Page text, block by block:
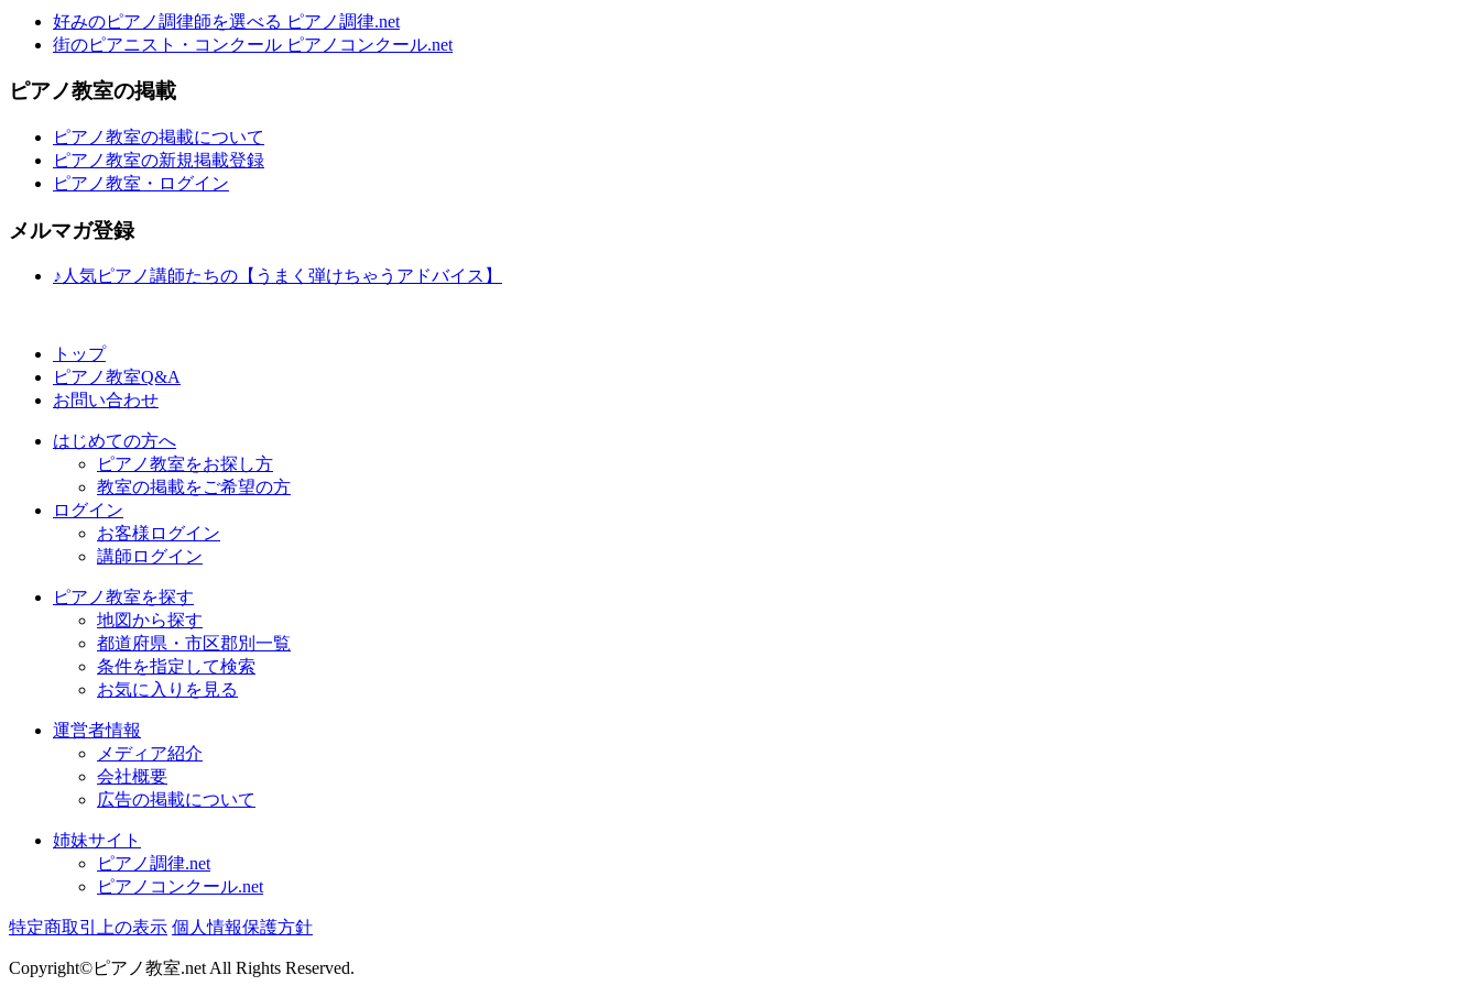
好みのピアノ調律師を選べる ピアノ調律.net
街のピアニスト・コンクール ピアノコンクール.net
ピアノ教室の掲載
ピアノ教室の掲載について
ピアノ教室の新規掲載登録
ピアノ教室・ログイン
メルマガ登録
♪人気ピアノ講師たちの【うまく弾けちゃうアドバイス】
トップ
ピアノ教室Q&A
お問い合わせ
はじめての方へ
ピアノ教室をお探し方
教室の掲載をご希望の方
ログイン
お客様ログイン
講師ログイン
ピアノ教室を探す
地図から探す
都道府県・市区郡別一覧
条件を指定して検索
お気に入りを見る
運営者情報
メディア紹介
会社概要
広告の掲載について
姉妹サイト
ピアノ調律.net
ピアノコンクール.net
特定商取引上の表示 個人情報保護方針
Copyright©ピアノ教室.net All Rights Reserved.